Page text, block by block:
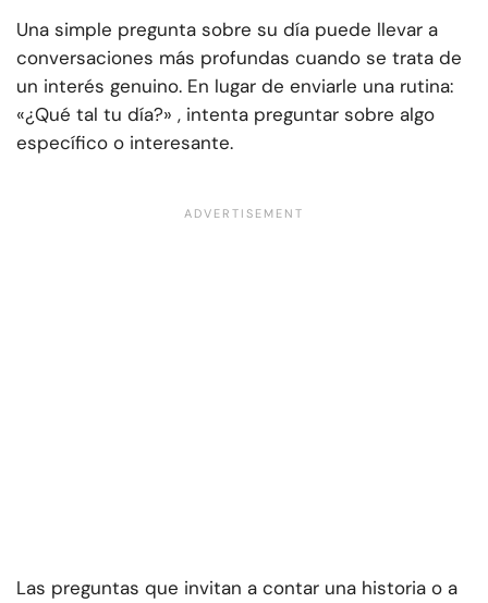
Una simple pregunta sobre su día puede llevar a
conversaciones más profundas cuando se trata de
un interés genuino. En lugar de enviarle una rutina:
«¿Qué tal tu día?» , intenta preguntar sobre algo
específico o interesante.
Las preguntas que invitan a contar una historia o a